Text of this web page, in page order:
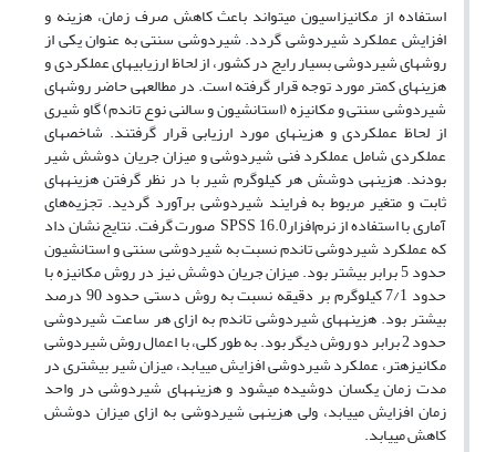
استفاده از مکانیزاسیون می­تواند باعث کاهش صرف زمان، هزینه و
افزایش عملکرد شیردوشی گردد. شیردوشی سنتی به عنوان یکی از
روش­های شیردوشی بسیار رایج در کشور، از لحاظ ارزیابی­های عملکردی و
هزینه­ای کمتر مورد توجه قرار گرفته است. در مطالعه­ی حاضر روش­های
شیردوشی سنتی و مکانیزه­ (استانشیون و سالنی نوع تاندم) گاو شیری
از لحاظ عملکردی و هزینه­ای مورد ارزیابی قرار گرفتند. شاخص­های
عملکردی شامل عملکرد فنی شیردوشی و میزان جریان دوشش شیر
بودند. هزینه­ی دوشش هر کیلوگرم شیر با در نظر گرفتن هزینه­های
ثابت و متغیر مربوط به فرایند شیردوشی برآورد گردید. تجزیه‌های
آماری‌ با استفاده ‌از نرم‌افزارSPSS 16.0 صورت گرفت. نتایج نشان داد
که عملکرد شیردوشی تاندم نسبت به شیردوشی سنتی و استانشیون
حدود 5 برابر بیشتر بود. میزان جریان دوشش نیز در روش مکانیزه با
حدود 7/1 کیلوگرم بر دقیقه نسبت به روش دستی حدود 90 درصد
بیشتر بود. هزینه­های شیردوشی تاندم به ازای هر ساعت شیردوشی
حدود 2 برابر دو روش دیگر بود. به طور کلی، با اعمال روش شیردوشی
مکانیزه­تر، عملکرد شیردوشی افزایش می­یابد، میزان شیر بیشتری در
مدت زمان یکسان دوشیده می­شود و هزینه­های شیردوشی در واحد
زمان افزایش می­یابد، ولی هزینه­ی شیردوشی به ازای میزان دوشش
کاهش می­یابد.